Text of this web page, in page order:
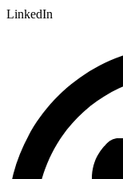
LinkedIn